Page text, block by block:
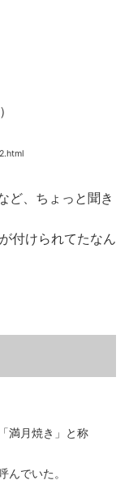
ど、ちょっと聞き
付けられてたなん
満月焼き」と称
んでいた。